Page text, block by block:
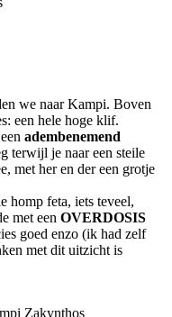
we naar Kampi. Boven
een hele hoge klif.
adembenemend
terwijl je naar een steile
met her en der een grotje
homp feta, iets teveel,
met een OVERDOSIS
goed enzo (ik had zelf
met dit uitzicht is